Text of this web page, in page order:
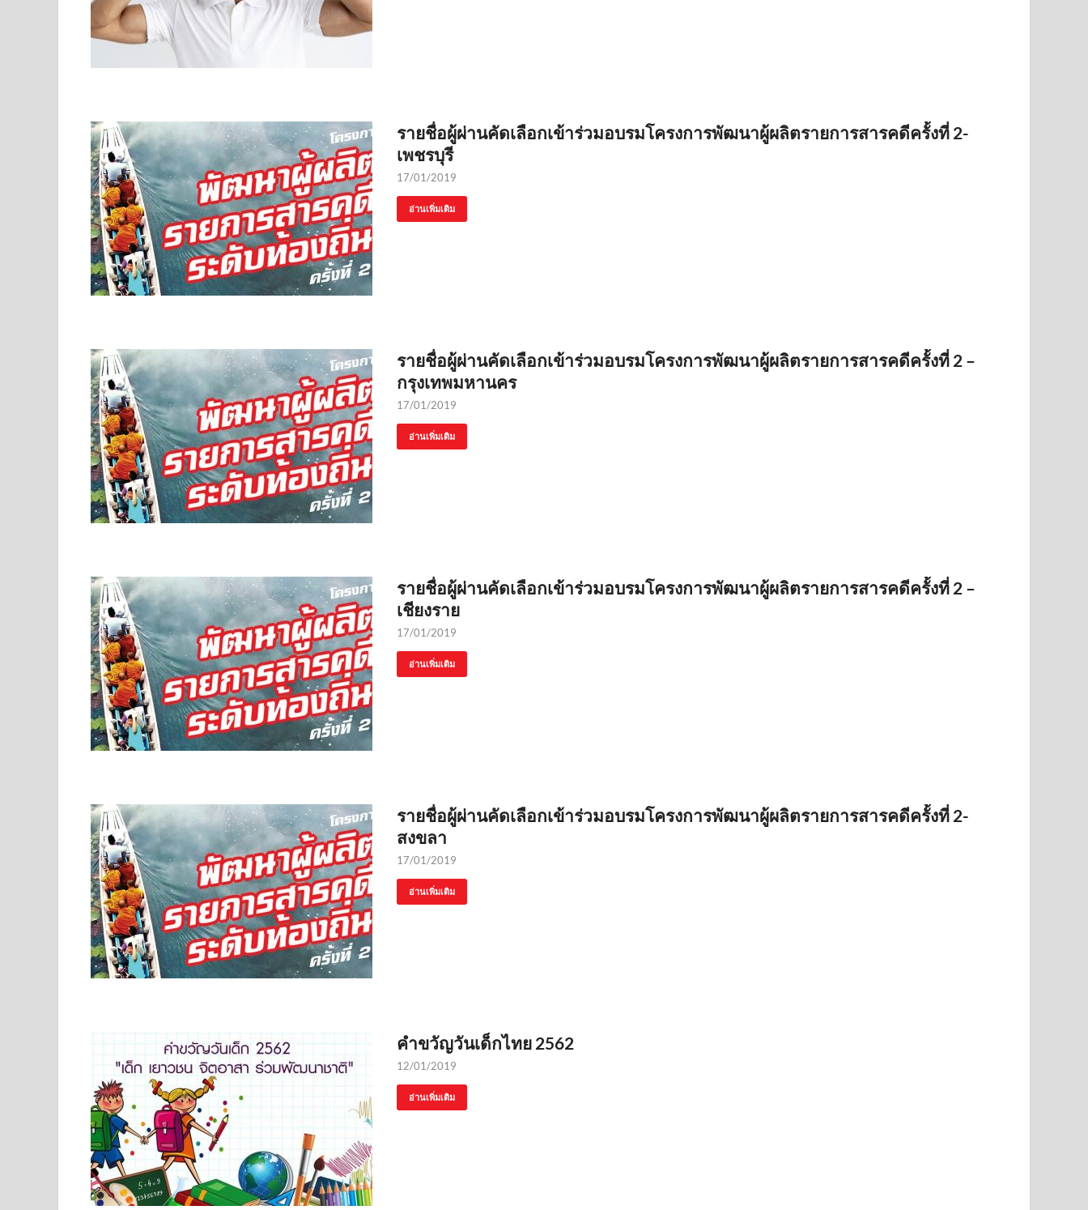
รายชื่อผู้ผ่านคัดเลือกเข้าร่วมอบรมโครงการพัฒนาผู้ผลิตรายการสารคดีครั้งที่ 2-
เพชรบุรี
17/01/2019
อ่านเพิ่มเติม
รายชื่อผู้ผ่านคัดเลือกเข้าร่วมอบรมโครงการพัฒนาผู้ผลิตรายการสารคดีครั้งที่ 2 –
กรุงเทพมหานคร
17/01/2019
อ่านเพิ่มเติม
รายชื่อผู้ผ่านคัดเลือกเข้าร่วมอบรมโครงการพัฒนาผู้ผลิตรายการสารคดีครั้งที่ 2 –
เชียงราย
17/01/2019
อ่านเพิ่มเติม
รายชื่อผู้ผ่านคัดเลือกเข้าร่วมอบรมโครงการพัฒนาผู้ผลิตรายการสารคดีครั้งที่ 2-
สงขลา
17/01/2019
อ่านเพิ่มเติม
คำขวัญวันเด็กไทย 2562
12/01/2019
อ่านเพิ่มเติม